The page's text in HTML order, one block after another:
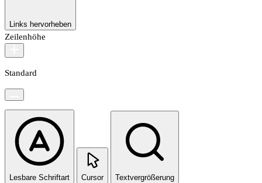
Links hervorheben
Zeilenhöhe
Standard
Lesbare Schriftart Cursor Textvergrößerung